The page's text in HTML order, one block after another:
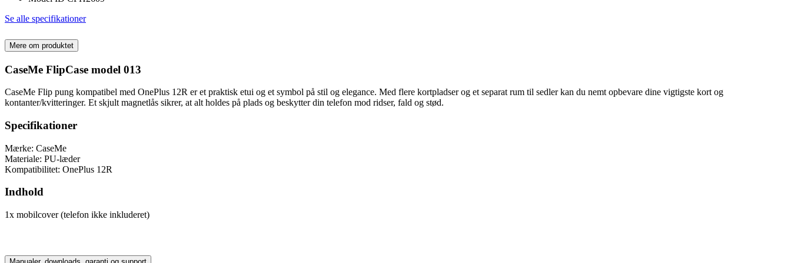
Se alle specifikationer
Mere om produktet
CaseMe FlipCase model 013
CaseMe Flip pung kompatibel med OnePlus 12R er et praktisk etui og et symbol på stil og elegance. Med flere kortpladser og et separat rum til sedler kan du nemt opbevare dine vigtigste kort og
kontanter/kvitteringer. Et skjult magnetlås sikrer, at alt holdes på plads og beskytter din telefon mod ridser, fald og stød.
Specifikationer
Mærke: CaseMe
Materiale: PU-læder
Kompatibilitet: OnePlus 12R
Indhold
1x mobilcover (telefon ikke inkluderet)